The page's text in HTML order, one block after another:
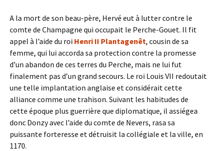
A la mort de son beau-père, Hervé eut à lutter contre le
comte de Champagne qui occupait le Perche-Gouet. Il fit
appel à l’aide du roi Henri II Plantagenêt, cousin de sa
femme, qui lui accorda sa protection contre la promesse
d’un abandon de ces terres du Perche, mais ne lui fut
finalement pas d’un grand secours. Le roi Louis VII redoutait
une telle implantation anglaise et considérait cette
alliance comme une trahison. Suivant les habitudes de
cette époque plus guerrière que diplomatique, il assiégea
donc Donzy avec l’aide du comte de Nevers, rasa sa
puissante forteresse et détruisit la collégiale et la ville, en
1170.